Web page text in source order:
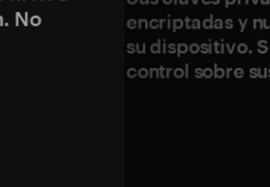
No
encriptadas y
su dispositivo.
control sobre